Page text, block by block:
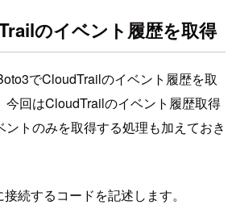
のイベント履歴を取得
でCloudTrailのイベント履歴を取
今回はCloudTrailのイベント履歴取得
トのみを取得する処理も加えておき
続するコードを記述します。